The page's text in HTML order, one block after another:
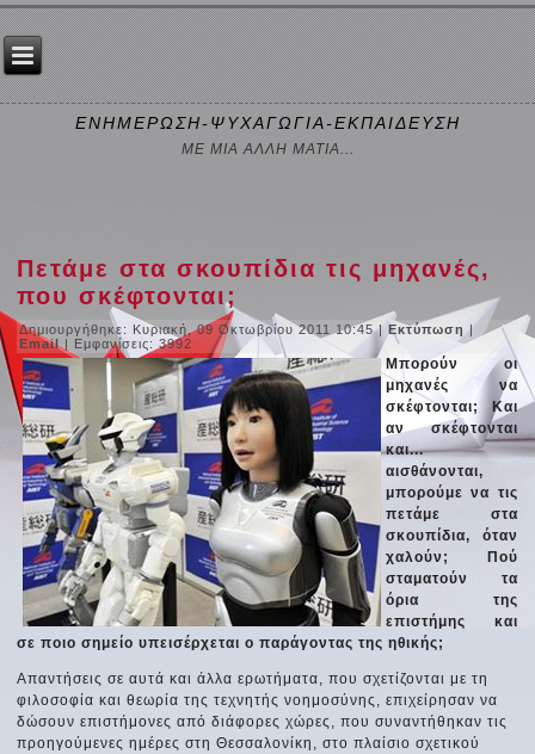
ΕΝΗΜΕΡΩΣΗ-ΨΥΧΑΓΩΓΙΑ-ΕΚΠΑΙΔΕΥΣΗ
ΜΕ ΜΙΑ ΑΛΛΗ ΜΑΤΙΑ...
Πετάμε στα σκουπίδια τις μηχανές,
που σκέφτονται;
Δημιουργήθηκε: Κυριακή, 09 Οκτωβρίου 2011 10:45|Εκτύπωση|
Email | Εμφανίσεις: 3992
Μπορούν οι
μηχανές να
σκέφτονται; Και
αν σκέφτονται
και...
αισθάνονται,
μπορούμε να τις
πετάμε στα
σκουπίδια, όταν
χαλούν; Πού
σταματούν τα
όρια της
επιστήμης και
σε ποιο σημείο υπεισέρχεται ο παράγοντας της ηθικής;
Απαντήσεις σε αυτά και άλλα ερωτήματα, που σχετίζονται με τη
φιλοσοφία και θεωρία της τεχνητής νοημοσύνης, επιχείρησαν να
δώσουν επιστήμονες από διάφορες χώρες, που συναντήθηκαν τις
προηγούμενες ημέρες στη Θεσσαλονίκη, στο πλαίσιο σχετικού